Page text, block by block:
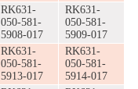
RK631-
050-581-
5908-017
RK631-
050-581-
5909-017
RK631-
050-581-
5913-017
RK631-
050-581-
5914-017